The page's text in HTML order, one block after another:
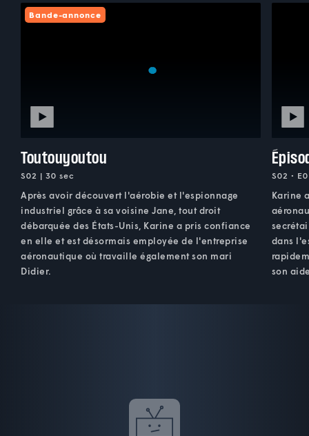
Bande-annonce
Toutouyoutou
S02 | 30 sec
Après avoir découvert l'aérobie et l'espionnage
industriel grâce à sa voisine Jane, tout droit
débarquée des États-Unis, Karine a pris confiance
en elle et est désormais employée de l'entreprise
aéronautique où travaille également son mari
Didier.
S02 •
Karine
dans
son